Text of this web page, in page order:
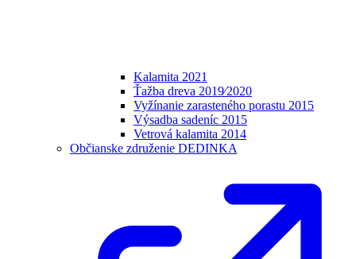
Kalamita 2021
Ťažba dreva 2019⁄2020
Vyžínanie zarasteného porastu 2015
Výsadba sadeníc 2015
Vetrová kalamita 2014
Občianske združenie DEDINKA